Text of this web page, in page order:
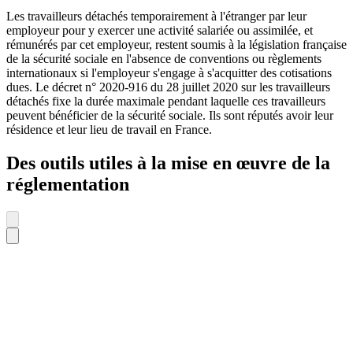
Les travailleurs détachés temporairement à l'étranger par leur
employeur pour y exercer une activité salariée ou assimilée, et
rémunérés par cet employeur, restent soumis à la législation française
de la sécurité sociale en l'absence de conventions ou règlements
internationaux si l'employeur s'engage à s'acquitter des cotisations
dues. Le décret n° 2020-916 du 28 juillet 2020 sur les travailleurs
détachés fixe la durée maximale pendant laquelle ces travailleurs
peuvent bénéficier de la sécurité sociale. Ils sont réputés avoir leur
résidence et leur lieu de travail en France.
Des outils utiles à la mise en œuvre de la
réglementation